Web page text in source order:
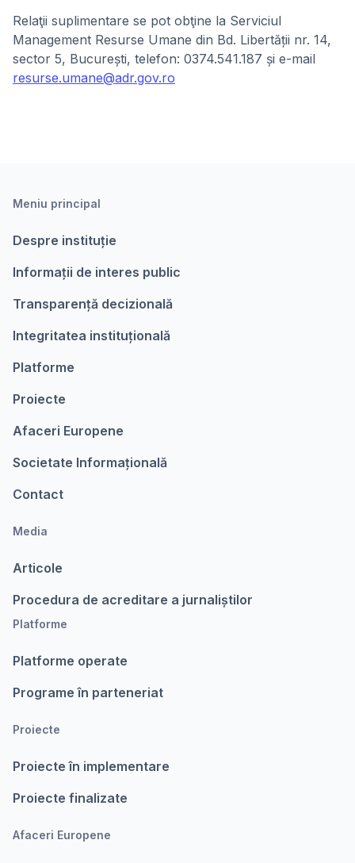
Relaţii suplimentare se pot obţine la Serviciul
Management Resurse Umane din Bd. Libertății nr. 14,
sector 5, București, telefon: 0374.541.187 și e-mail
resurse.umane@adr.gov.ro
Meniu principal
Despre instituție
Informații de interes public
Transparență decizională
Integritatea instituțională
Platforme
Proiecte
Afaceri Europene
Societate Informațională
Contact
Media
Articole
Procedura de acreditare a jurnaliștilor
Platforme
Platforme operate
Programe în parteneriat
Proiecte
Proiecte în implementare
Proiecte finalizate
Afaceri Europene